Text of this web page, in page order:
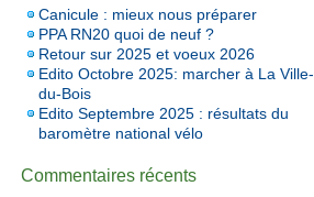
Canicule : mieux nous préparer
PPA RN20 quoi de neuf ?
Retour sur 2025 et voeux 2026
Edito Octobre 2025: marcher à La Ville-
du-Bois
Edito Septembre 2025 : résultats du
baromètre national vélo
Commentaires récents